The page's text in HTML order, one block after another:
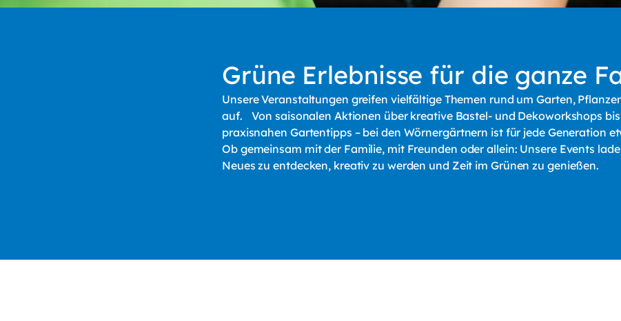
Grüne Erlebnisse für die ganze
Unsere Veranstaltungen greifen vielfältige Themen rund um Garten,
auf. Von saisonalen Aktionen über kreative Bastel- und Dekoworkshops
praxisnahen Gartentipps – bei den Wörnergärtnern ist für jede Generation
Ob gemeinsam mit der Familie, mit Freunden oder allein: Unsere Events
Neues zu entdecken, kreativ zu werden und Zeit im Grünen zu genießen.